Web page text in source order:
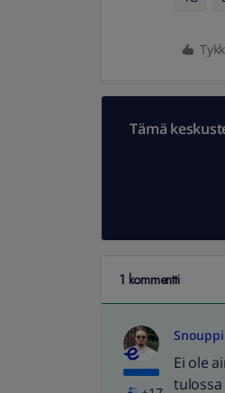
Tämä
1 kommentti
Snouppi
Ei ole
tulossa